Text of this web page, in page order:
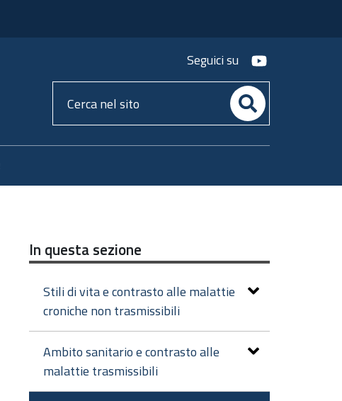
Seguici su youtube
Cerca
nel
In questa sezione
Stili di vita e contrasto alle malattie
croniche non trasmissibili
Ambito sanitario e contrasto alle
malattie trasmissibili